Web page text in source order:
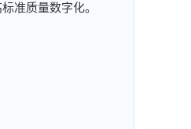
准质量数字化。